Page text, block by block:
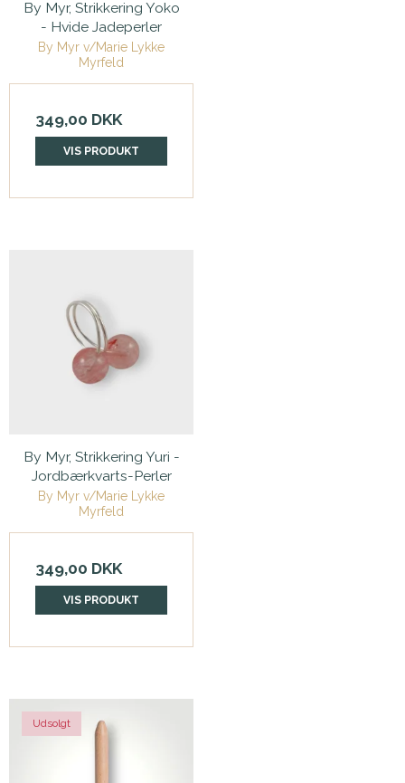
By Myr, Strikkering Yoko
- Hvide Jadeperler
By Myr v/Marie Lykke
Myrfeld
349,00 DKK
VIS PRODUKT
By Myr, Strikkering Yuri -
Jordbærkvarts-Perler
By Myr v/Marie Lykke
Myrfeld
349,00 DKK
VIS PRODUKT
Udsolgt